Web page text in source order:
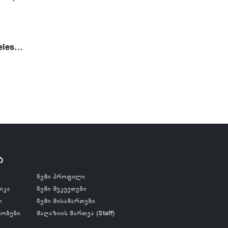
Ambition Wireless Tattoo Printer- თერმული პრინტერი
ჩემი პროფილი
ჩემი შეკვეთები
ჩემი მისამართები
მაღაზიის მართვა (Staff)